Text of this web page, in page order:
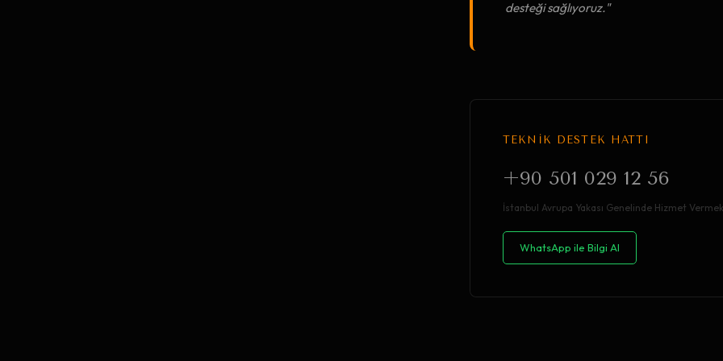
desteği sağlıyoruz."
TEKNİK DESTEK HATTI
+90 501 029 12 56
İstanbul Avrupa Yakası Genelinde Hizmet
WhatsApp ile Bilgi Al